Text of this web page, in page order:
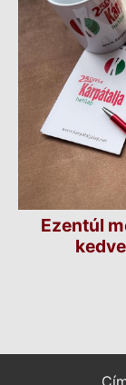
Ezentúl